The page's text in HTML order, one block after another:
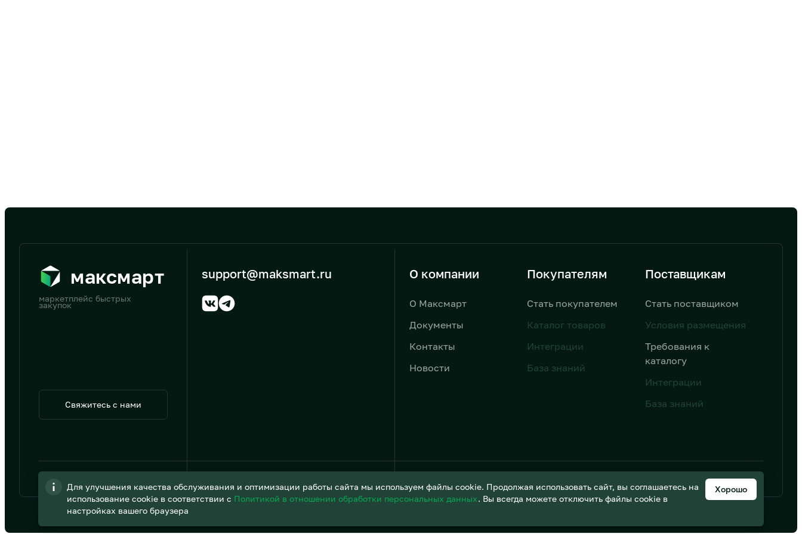
максмарт
маркетплейс быстрых
закупок
Свяжитесь с нами
support@maksmart.ru О компании
О Максмарт
Документы
Контакты
Новости
Покупателям
Стать покупателем
Каталог товаров
Интеграции
База знаний
Поставщикам
Стать поставщиком
Условия размещения
Требования к
каталогу
Интеграции
База знаний
Дизайн от AIC
Для улучшения качества обслуживания и оптимизации работы сайта мы используем файлы cookie. Продолжая использовать сайт, вы соглашаетесь на
использование cookie в соответствии с Политикой в отношении обработки персональных данных. Вы всегда можете отключить файлы cookie в
настройках вашего браузера
Хорошо